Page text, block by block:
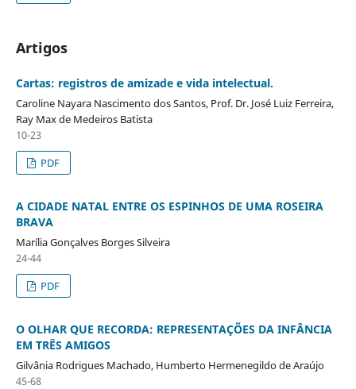
Artigos
Cartas: registros de amizade e vida intelectual.
Caroline Nayara Nascimento dos Santos, Prof. Dr. José Luiz Ferreira,
Ray Max de Medeiros Batista
10-23
PDF
A CIDADE NATAL ENTRE OS ESPINHOS DE UMA ROSEIRA
BRAVA
Marília Gonçalves Borges Silveira
24-44
PDF
O OLHAR QUE RECORDA: REPRESENTAÇÕES DA INFÂNCIA
EM TRÊS AMIGOS
Gilvânia Rodrigues Machado, Humberto Hermenegildo de Araújo
45-68